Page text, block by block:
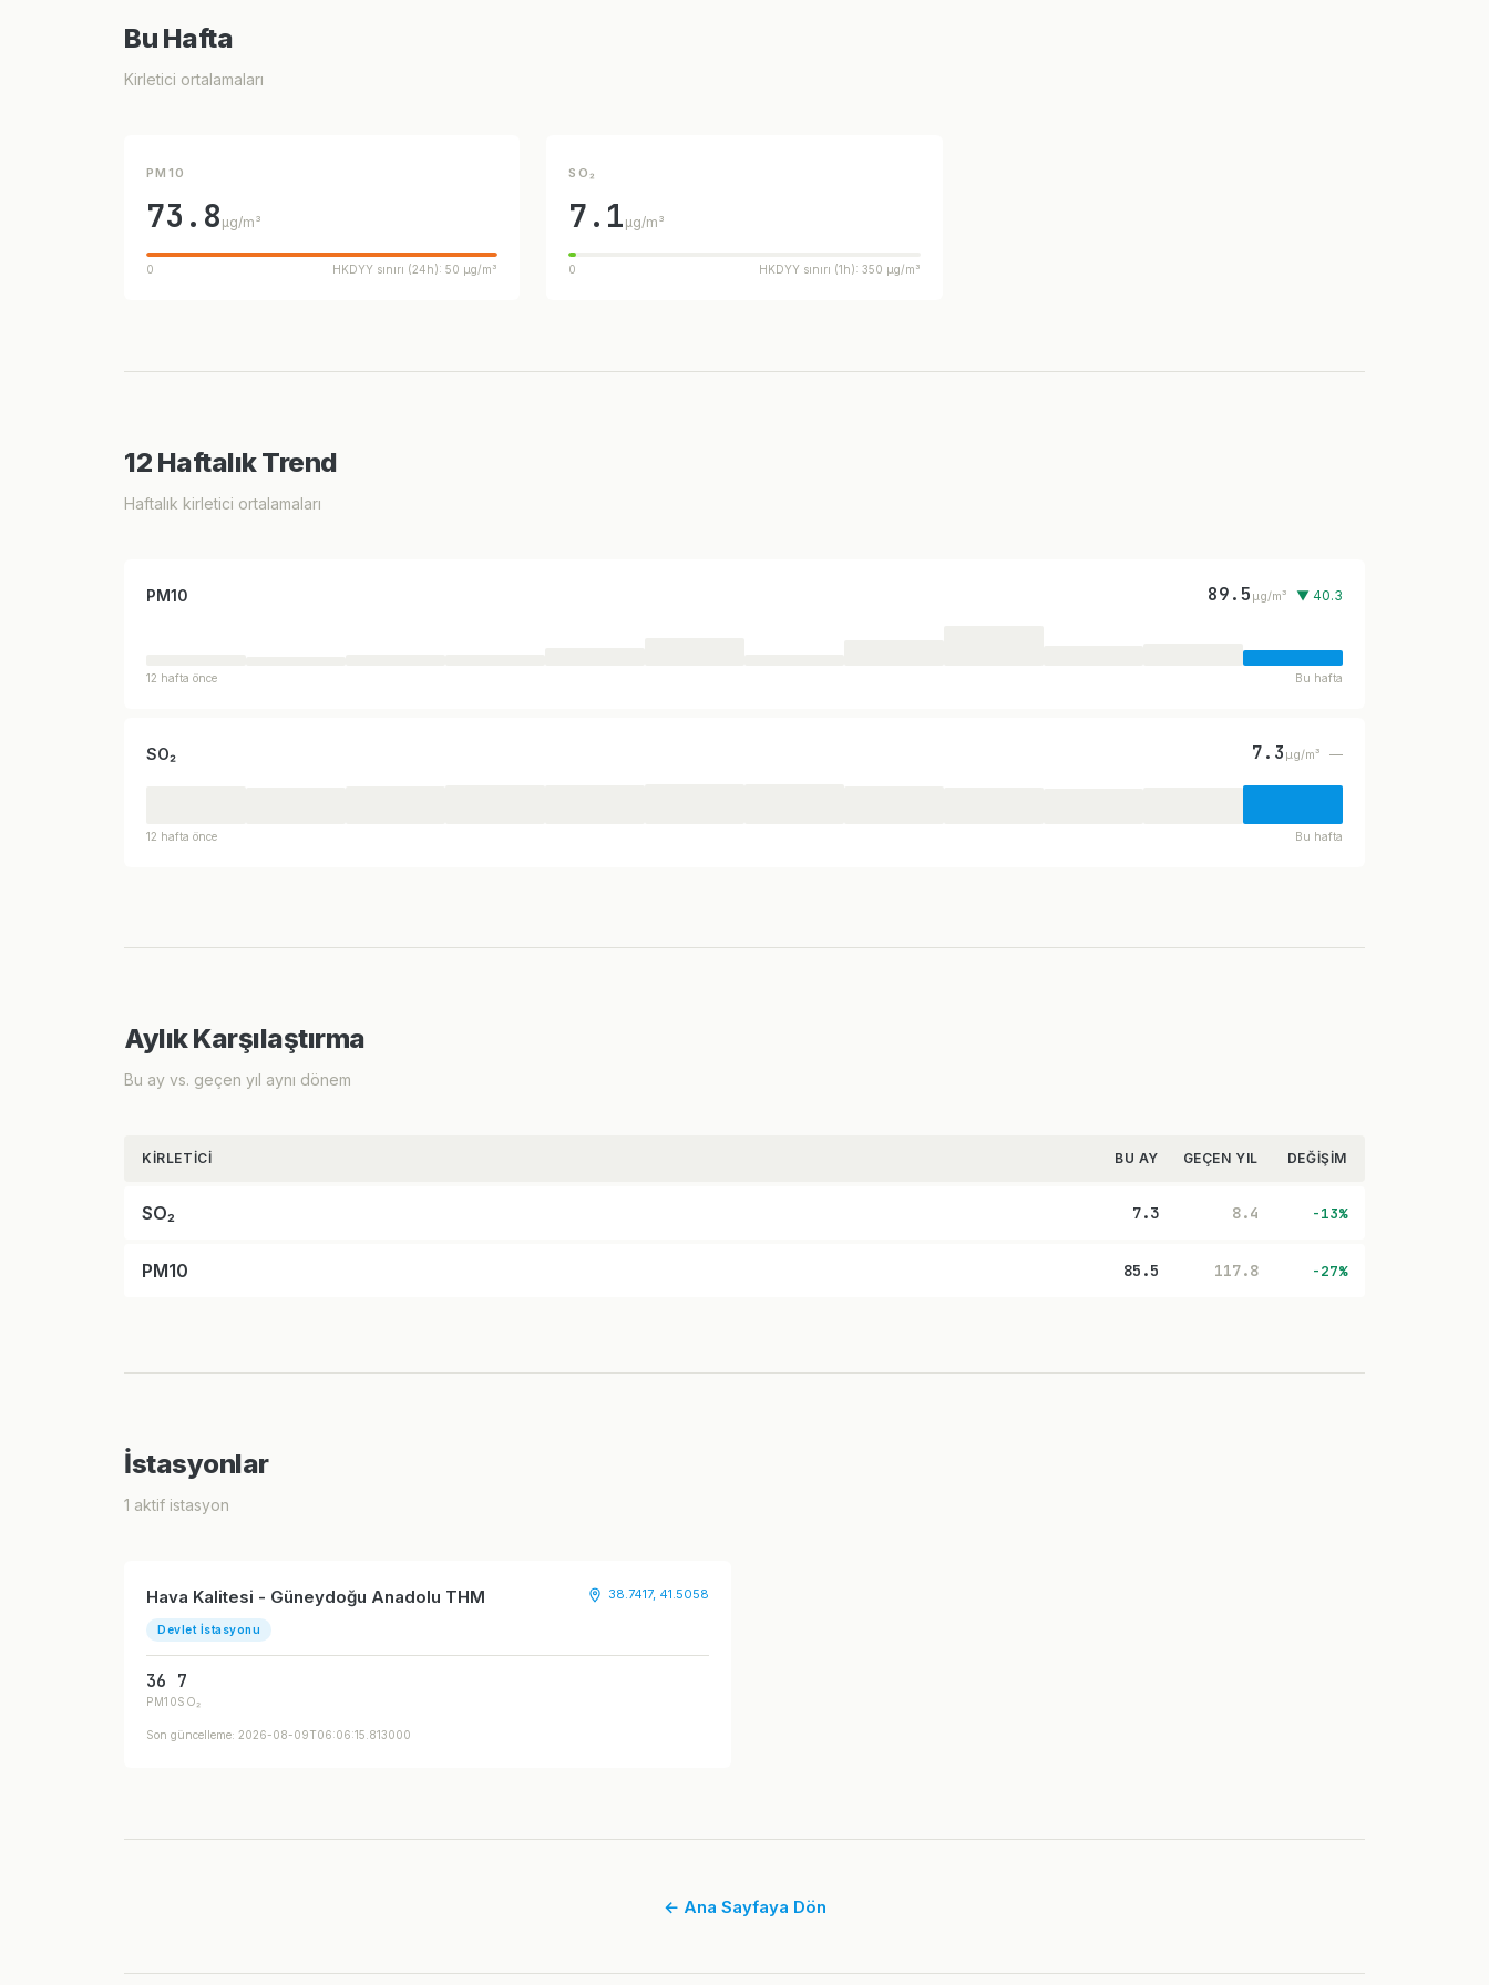
Bu Hafta
Kirletici ortalamaları
PM10
73.8 µg/m³
0 HKDYY sınırı (24h): 50 µg/m³
SO₂
7.1 µg/m³
0 HKDYY sınırı (1h): 350 µg/m³
12 Haftalık Trend
Haftalık kirletici ortalamaları
PM10 89.5 µg/m³ ▼ 40.3
12 hafta önce Bu hafta
SO₂ 7.3 µg/m³ —
12 hafta önce Bu hafta
Aylık Karşılaştırma
Bu ay vs. geçen yıl aynı dönem
KIRLETICI BU AY GEÇEN YIL DEĞIŞIM
SO₂ 7.3 8.4 -13%
PM10 85.5 117.8 -27%
İstasyonlar
1 aktif istasyon
Hava Kalitesi - Güneydoğu Anadolu THM
Devlet İstasyonu
38.7417, 41.5058
36
PM10
7
SO₂
Son güncelleme: 2026-08-09T06:06:15.813000
← Ana Sayfaya Dön